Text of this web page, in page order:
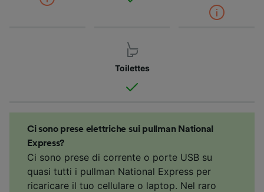
Toilettes
Ci sono prese elettriche sui pullman National
Express?
Ci sono prese di corrente o porte USB su
quasi tutti i pullman National Express per
ricaricare il tuo cellulare o laptop. Nel raro